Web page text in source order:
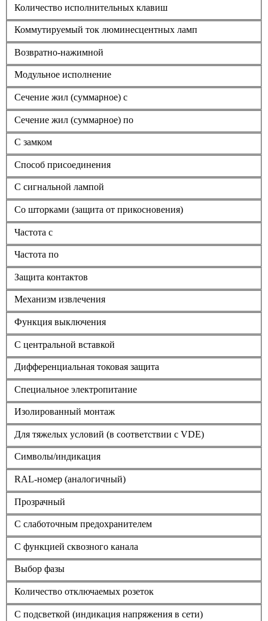
Количество исполнительных клавиш
Коммутируемый ток люминесцентных ламп
Возвратно-нажимной
Модульное исполнение
Сечение жил (суммарное) с
Сечение жил (суммарное) по
С замком
Способ присоединения
С сигнальной лампой
Со шторками (защита от прикосновения)
Частота с
Частота по
Защита контактов
Механизм извлечения
Функция выключения
С центральной вставкой
Дифференциальная токовая защита
Cпециальное электропитание
Изолированный монтаж
Для тяжелых условий (в соответствии с VDE)
Символы/индикация
RAL-номер (аналогичный)
Прозрачный
С слаботочным предохранителем
С функцией сквозного канала
Выбор фазы
Количество отключаемых розеток
С подсветкой (индикация напряжения в сети)